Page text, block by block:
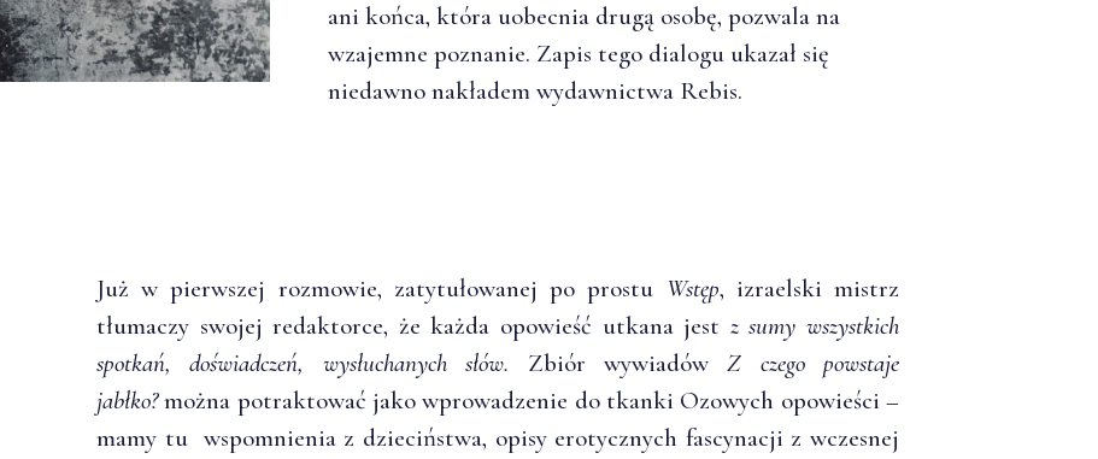
ani końca, która uobecnia drugą osobę, pozwala na
wzajemne poznanie. Zapis tego dialogu ukazał się
niedawno nakładem wydawnictwa Rebis.
Już w pierwszej rozmowie, zatytułowanej po prostu Wstęp, izraelski mistrz
tłumaczy swojej redaktorce, że każda opowieść utkana jest z sumy wszystkich
spotkań, doświadczeń, wysłuchanych słów. Zbiór wywiadówZ czego powstaje
jabłko?można potraktować jako wprowadzenie do tkanki Ozowych opowieści –
mamy tu wspomnienia z dzieciństwa, opisy erotycznych fascynacji z wczesnej